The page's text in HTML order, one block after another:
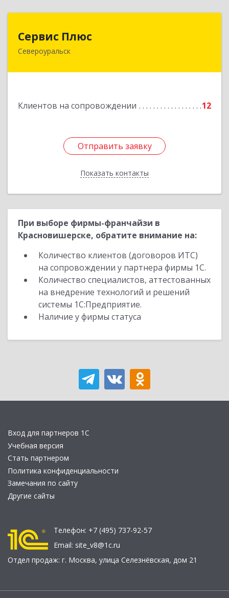
Сервис Плюс
Североуральск
Клиентов на сопровождении 12
Отправить заявку
Показать контакты
624480, Свердловская обл, Североуральск г,
Отправить заявку
Назад
При выборе фирмы-франчайзи в
Красновишерске, обратите внимание на:
Количество клиентов (договоров ИТС)
на сопровождении у партнера фирмы 1С.
Количество специалистов, аттестованных
на внедрение технологий и решений
системы 1С:Предприятие.
Наличие у фирмы статуса
Вход для партнеров 1С
Учебная версия
Стать партнером
Политика конфиденциальности
Замечания по сайту
Другие сайты
Телефон: +7 (495) 737-92-57
Email: site_v8@1c.ru
Отдел продаж: г. Москва, улица Селезнёвская, дом 21